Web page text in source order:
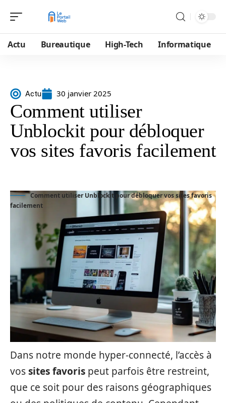
Actu Bureautique High-Tech Informatique
Actu 30 janvier 2025
Comment utiliser
Unblockit pour débloquer
vos sites favoris facilement
Comment utiliser Unblockit pour débloquer vos sites favoris
facilement
Dans notre monde hyper-connecté, l’accès à
vossites favoris peut parfois être restreint,
que ce soit pour des raisons géographiques